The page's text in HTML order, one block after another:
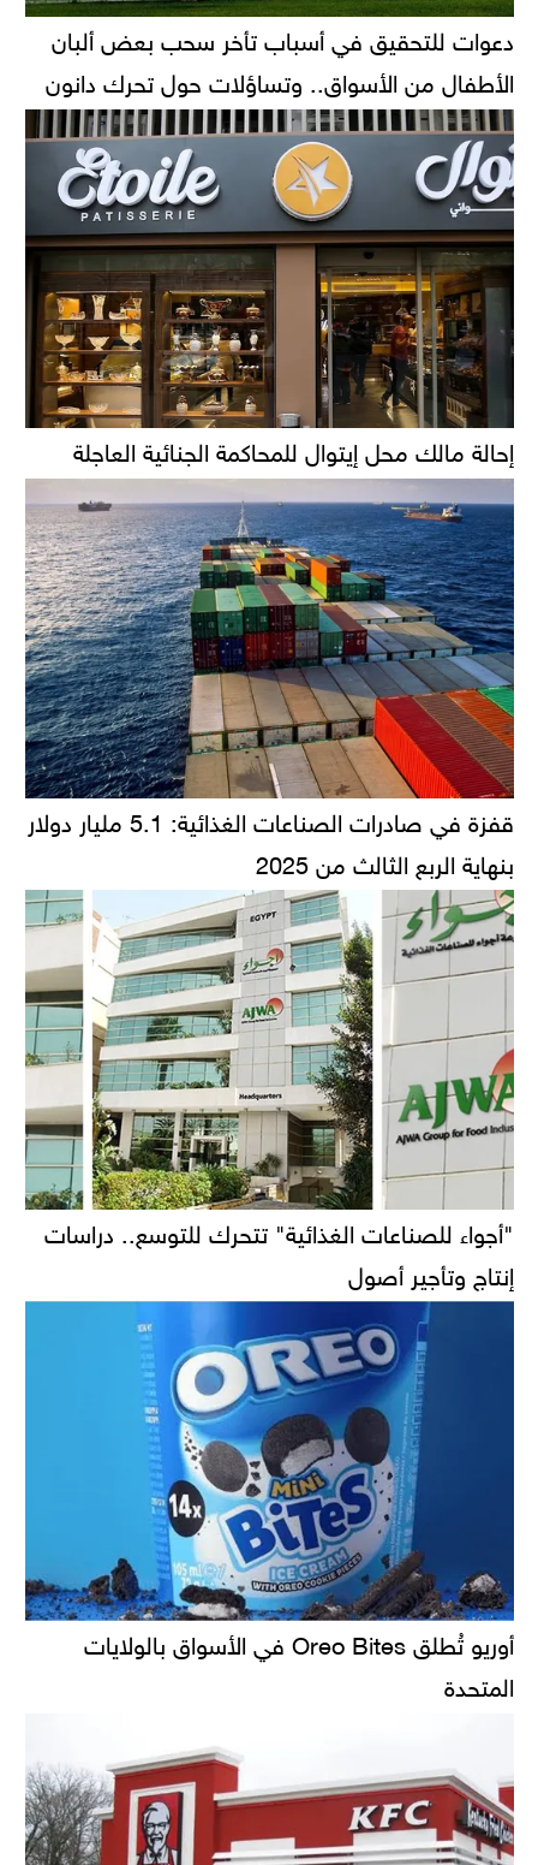
دعوات للتحقيق في أسباب تأخر سحب بعض ألبان
الأطفال من الأسواق.. وتساؤلات حول تحرك دانون
إحالة مالك محل إيتوال للمحاكمة الجنائية العاجلة
قفزة في صادرات الصناعات الغذائية: 5.1 مليار دولار
بنهاية الربع الثالث من 2025
"أجواء للصناعات الغذائية" تتحرك للتوسع.. دراسات
إنتاج وتأجير أصول
أوريو تُطلق Oreo Bites في الأسواق بالولايات
المتحدة